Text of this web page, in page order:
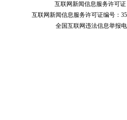
互联网新闻信息服务许可证
互联网新闻信息服务许可证编号：
全国互联网违法信息举报